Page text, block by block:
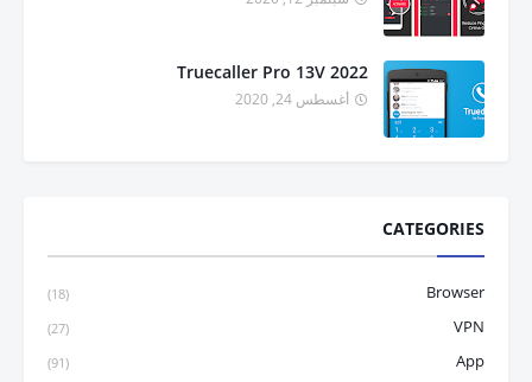
Truecaller Pro 13V 2022
أغسطس 24, 2020
CATEGORIES
Browser
(18)
VPN
(27)
App
(91)